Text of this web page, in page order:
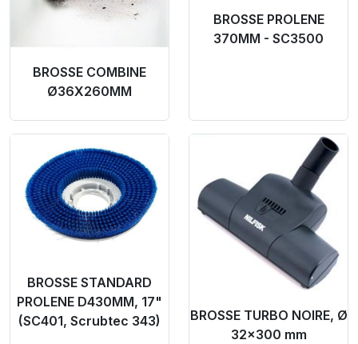
BROSSE COMBINE
Ø36X260MM
BROSSE PROLENE
370MM - SC3500
Product Link
BROSSE STANDARD
PROLENE D430MM, 17"
(SC401, Scrubtec 343)
BROSSE TURBO NOIRE, Ø
32x300 mm